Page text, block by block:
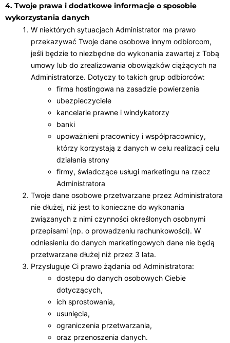
4. Twoje prawa i dodatkowe informacje o sposobie
wykorzystania danych
W niektórych sytuacjach Administrator ma prawo
przekazywać Twoje dane osobowe innym odbiorcom,
jeśli będzie to niezbędne do wykonania zawartej z Tobą
umowy lub do zrealizowania obowiązków ciążących na
Administratorze. Dotyczy to takich grup odbiorców:
firma hostingowa na zasadzie powierzenia
ubezpieczyciele
kancelarie prawne i windykatorzy
banki
upoważnieni pracownicy i współpracownicy,
którzy korzystają z danych w celu realizacji celu
działania strony
firmy, świadczące usługi marketingu na rzecz
Administratora
Twoje dane osobowe przetwarzane przez Administratora
nie dłużej, niż jest to konieczne do wykonania
związanych z nimi czynności określonych osobnymi
przepisami (np. o prowadzeniu rachunkowości). W
odniesieniu do danych marketingowych dane nie będą
przetwarzane dłużej niż przez 3 lata.
Przysługuje Ci prawo żądania od Administratora:
dostępu do danych osobowych Ciebie
dotyczących,
ich sprostowania,
usunięcia,
ograniczenia przetwarzania,
oraz przenoszenia danych.